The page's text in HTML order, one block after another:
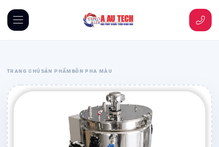
TRANG CHỦ SẢN PHẨM BỒN PHA MÀU